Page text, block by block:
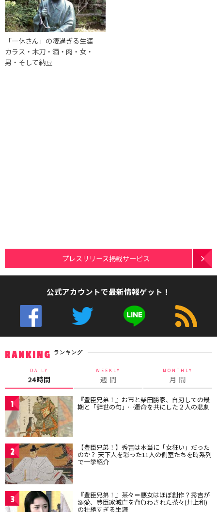
「一休さん」の凄過ぎる生涯
カラス・木刀・酒・肉・女・
男・そして納豆
プレスリリース掲載サービス
公式アカウントで最新情報ゲット！
RANKING ランキング
DAILY
24時間
WEEKLY
週 間
MONTHLY
月 間
1 『豊臣兄弟！』お市と柴田勝家、自刃しての最
期と「辞世の句」…運命を共にした２人の悲劇
2 【豊臣兄弟！】秀吉は本当に「女狂い」だった
のか？ 天下人を彩った11人の側室たちを時系列
で一挙紹介
3 『豊臣兄弟！』茶々＝悪女はほぼ創作？秀吉が
溺愛、豊臣家滅亡を背負わされた茶々(井上和)
の壮絶すぎる生涯